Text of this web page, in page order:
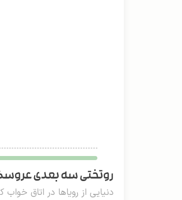
روتختی سه بعدی
دنیایی از رویاها در اتاق